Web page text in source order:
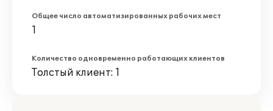
Общее число автоматизированных рабочих мест
1
Количество одновременно работающих клиентов
Толстый клиент: 1